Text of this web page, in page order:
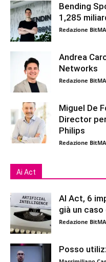
Bending
1,285
Redazione
Andrea
Networks
Redazione
Miguel De
Director
Philips
Redazione
Ai Act
AI Act, 6
già un caso
Redazione
Posso